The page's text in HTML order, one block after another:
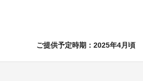
ご提供予定時期：2025年4月頃